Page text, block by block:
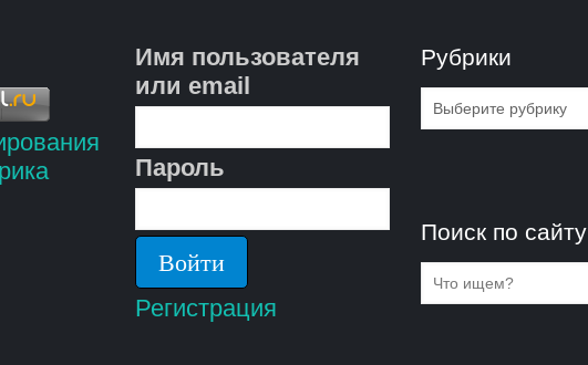
Имя пользователя
или email
Пароль
Регистрация
Рубрики
Рубрики
Поиск по сайту